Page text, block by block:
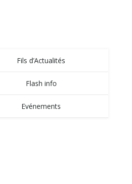
Fils d’Actualités
Flash info
Evénements